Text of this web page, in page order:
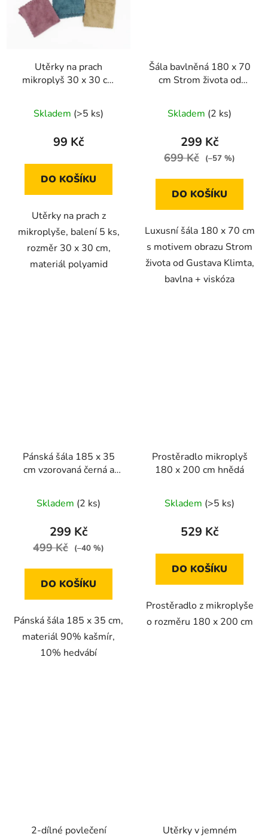
Utěrky na prach
mikroplyš 30 x 30 cm
Skladem (>5 ks)
99 Kč
DO KOŠÍKU
Utěrky na prach z
mikroplyše, balení 5 ks,
rozměr 30 x 30 cm,
materiál polyamid
Šála bavlněná 180 x 70
cm Strom života od
Skladem (2 ks)
299 Kč
699 Kč (–57 %)
DO KOŠÍKU
Luxusní šála 180 x 70 cm
s motivem obrazu Strom
života od Gustava Klimta,
bavlna + viskóza
Pánská šála 185 x 35
cm vzorovaná černá a
Skladem (2 ks)
299 Kč
499 Kč (–40 %)
DO KOŠÍKU
Pánská šála 185 x 35 cm,
materiál 90% kašmír,
10% hedvábí
Prostěradlo mikroplyš
180 x 200 cm hnědá
Skladem (>5 ks)
529 Kč
DO KOŠÍKU
Prostěradlo z mikroplyše
o rozměru 180 x 200 cm
2-dílné povlečení Utěrky v jemném